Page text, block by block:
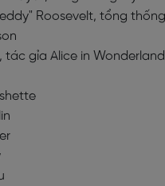
Roosevelt, tổng
tác gỉa Alice in Wonderland